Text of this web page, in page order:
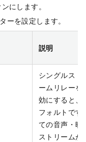
にします。
ーを設定します。
説明
シングルスト
ームリレーを
効にすると、
フォルトです
ての音声・映
ストリームが